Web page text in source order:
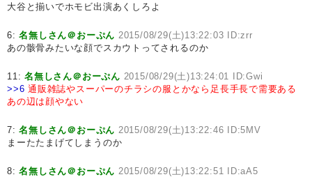
大谷と揃いでホモビ出演あくしろよ
6:名無しさん＠おーぷん 2015/08/29(土)13:22:03 ID:zrr
あの骸骨みたいな顔でスカウトってされるのか
11:名無しさん＠おーぷん 2015/08/29(土)13:24:01 ID:Gwi
>>6 通販雑誌やスーパーのチラシの服とかなら足長手長で需要ある
あの辺は顔やない
7:名無しさん＠おーぷん 2015/08/29(土)13:22:46 ID:5MV
まーたたまげてしまうのか
8:名無しさん＠おーぷん 2015/08/29(土)13:22:51 ID:aA5